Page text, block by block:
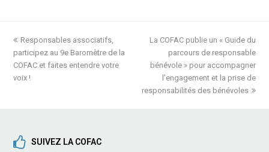
previous
post:
Responsables associatifs,
participez au 9e Baromètre de la
COFAC et faites entendre votre
voix !
next
post:
La COFAC publie un « Guide du
parcours de responsable
bénévole » pour accompagner
l’engagement et la prise de
responsabilités des bénévoles
SUIVEZ LA COFAC